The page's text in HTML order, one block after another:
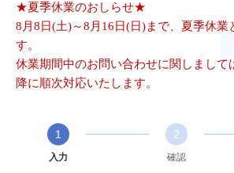
★夏季休業のおしらせ★
8月8日(土)～8月16日(日)まで、夏季休業
す。
休業期間中のお問い合わせに関しまして
降に順次対応いたします。
1
入力
2
確認